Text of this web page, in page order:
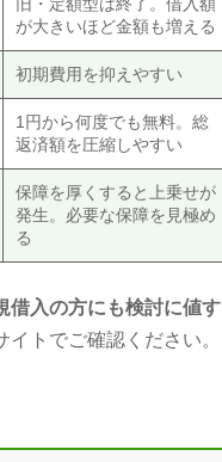
旧・定額型は終了。借入額
が大きいほど金額も増える
初期費用を抑えやすい
1円から何度でも無料。総
返済額を圧縮しやすい
保障を厚くすると上乗せが
発生。必要な保障を見極め
る
借入の方にも検討に値す
トでご確認ください。